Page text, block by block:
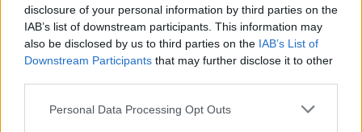
disclosure of your personal information by third parties on the
IAB’s list of downstream participants. This information may
also be disclosed by us to third parties on the IAB’s List of
Downstream Participants that may further disclose it to other
Please note that this website/app uses one or more Google
Personal Data Processing Opt Outs
Sopii yritysmuodosta ja -koosta
riippumatta
Tutustu Finago Procountoriin